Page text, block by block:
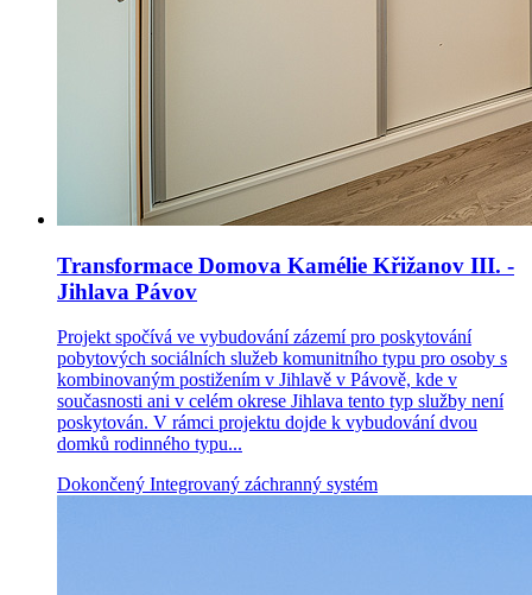
Transformace Domova Kamélie Křižanov III. -
Jihlava Pávov
Projekt spočívá ve vybudování zázemí pro poskytování
pobytových sociálních služeb komunitního typu pro osoby s
kombinovaným postižením v Jihlavě v Pávově, kde v
současnosti ani v celém okrese Jihlava tento typ služby není
poskytován. V rámci projektu dojde k vybudování dvou
domků rodinného typu...
Dokončený Integrovaný záchranný systém